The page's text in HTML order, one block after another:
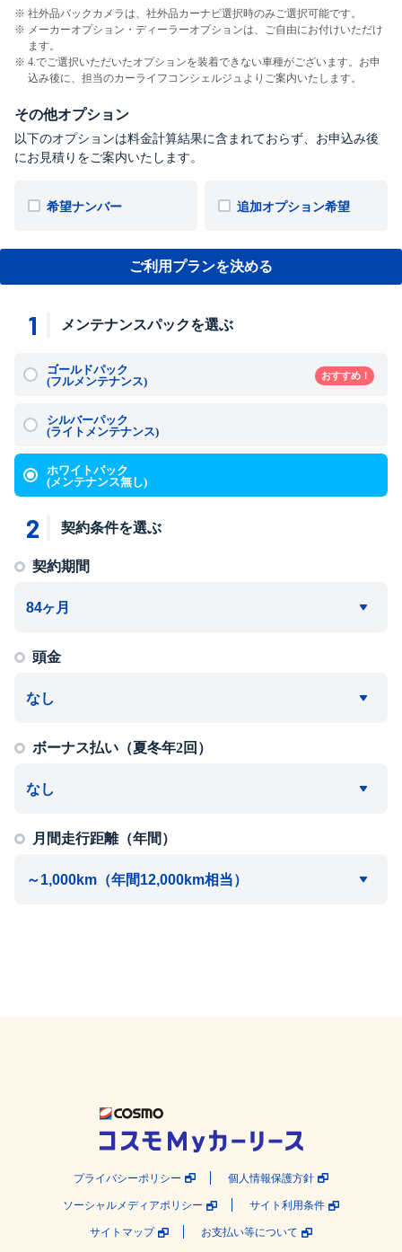
社外品バックカメラは、社外品カーナビ選択時のみご選択可能です。
メーカーオプション・ディーラーオプションは、ご自由にお付けいただけ
ます。
4.でご選択いただいたオプションを装着できない車種がございます。お申
込み後に、担当のカーライフコンシェルジュよりご案内いたします。
その他オプション
以下のオプションは料金計算結果に含まれておらず、お申込み後
にお見積りをご案内いたします。
希望ナンバー 追加オプション希望
ご利用プランを決める
1 メンテナンスパックを選ぶ
ゴールドパック
(フルメンテナンス)
おすすめ！
シルバーパック
(ライトメンテナンス)
ホワイトパック
(メンテナンス無し)
2 契約条件を選ぶ
契約期間
頭金
ボーナス払い（夏冬年2回）
月間走行距離（年間）
プライバシーポリシー 個人情報保護方針
ソーシャルメディアポリシー サイト利用条件
サイトマップ お支払い等について